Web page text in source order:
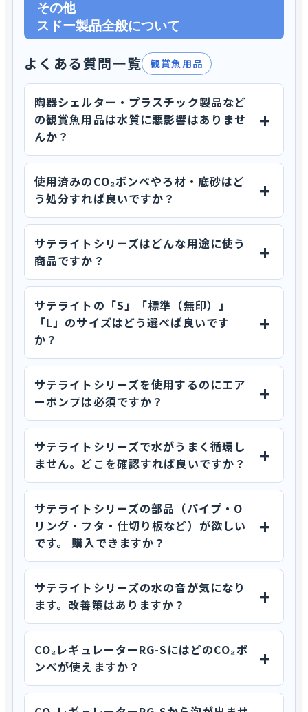
その他
スドー製品全般について
よくある質問一覧 観賞魚用品
陶器シェルター・プラスチック製品など
の観賞魚用品は水質に悪影響はありませ
んか？
使用済みのCO₂ボンベやろ材・底砂はど
う処分すれば良いですか？
サテライトシリーズはどんな用途に使う
商品ですか？
サテライトの「S」「標準（無印）」
「L」のサイズはどう選べば良いです
か？
サテライトシリーズを使用するのにエア
ーポンプは必須ですか？
サテライトシリーズで水がうまく循環し
ません。どこを確認すれば良いですか？
サテライトシリーズの部品（パイプ・O
リング・フタ・仕切り板など）が欲しい
です。 購入できますか？
サテライトシリーズの水の音が気になり
ます。改善策はありますか？
CO₂レギュレーターRG-SにはどのCO₂ボ
ンベが使えますか？